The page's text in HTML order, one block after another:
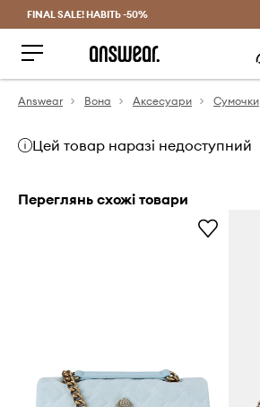
Заощаджуй з Answear Club
FINAL SALE! НАВІТЬ -50%
Answear Вона Аксесуари Сумочки
Цей товар наразі недоступний
Переглянь схожі товари